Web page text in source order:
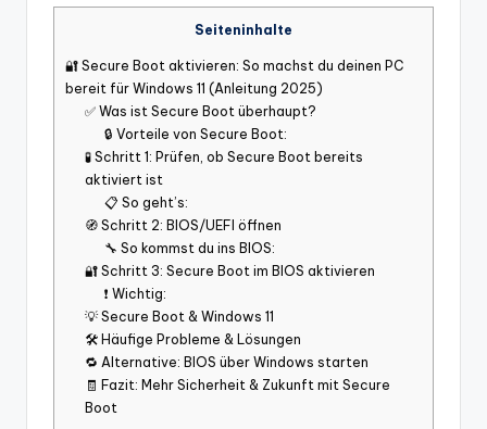
Seiteninhalte
🔐 Secure Boot aktivieren: So machst du deinen PC
bereit für Windows 11 (Anleitung 2025)
✅ Was ist Secure Boot überhaupt?
🔒 Vorteile von Secure Boot:
🧪 Schritt 1: Prüfen, ob Secure Boot bereits
aktiviert ist
📋 So geht’s:
🧭 Schritt 2: BIOS/UEFI öffnen
🔧 So kommst du ins BIOS:
🔐 Schritt 3: Secure Boot im BIOS aktivieren
❗ Wichtig:
💡 Secure Boot & Windows 11
🛠️ Häufige Probleme & Lösungen
🔁 Alternative: BIOS über Windows starten
🧾 Fazit: Mehr Sicherheit & Zukunft mit Secure
Boot